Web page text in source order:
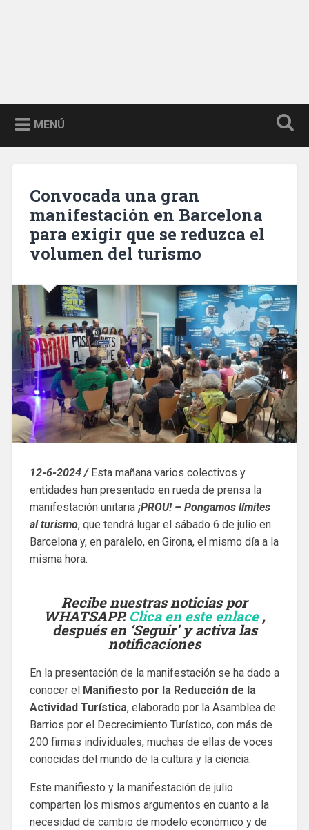
MENÚ
Convocada una gran
manifestación en Barcelona
para exigir que se reduzca el
volumen del turismo
12-6-2024 /Esta mañana varios colectivos y
entidades han presentado en rueda de prensa la
manifestación unitaria ¡PROU! – Pongamos límites
al turismo, que tendrá lugar el sábado 6 de julio en
Barcelona y, en paralelo, en Girona, el mismo día a la
misma hora.
Recibe nuestras noticias por
WHATSAPP. Clica en este enlace,
después en ‘Seguir’ y activa las
notificaciones
En la presentación de la manifestación se ha dado a
conocer el
Manifiesto por la Reducción de la
Actividad Turística, elaborado por la Asamblea de
Barrios por el Decrecimiento Turístico, con más de
200 firmas individuales, muchas de ellas de voces
conocidas del mundo de la cultura y la ciencia.
Este manifiesto y la manifestación de julio
comparten los mismos argumentos en cuanto a la
necesidad de cambio de modelo económico y de